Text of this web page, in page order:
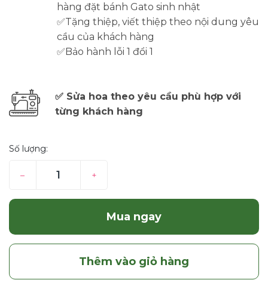
hàng đặt bánh Gato sinh nhật
✅Tặng thiệp, viết thiệp theo nội dung yêu
cầu của khách hàng
✅Bảo hành lỗi 1 đổi 1
✅ Sửa hoa theo yêu cầu phù hợp với
từng khách hàng
Số lượng:
– +
Mua ngay
Thêm vào giỏ hàng